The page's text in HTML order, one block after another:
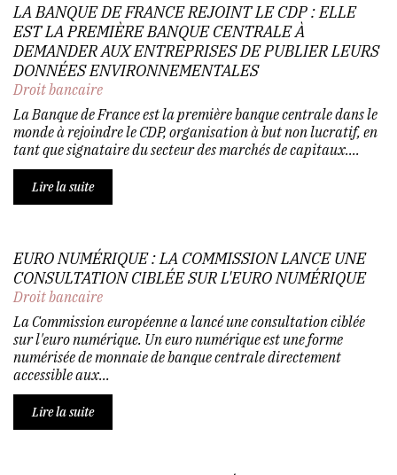
LA BANQUE DE FRANCE REJOINT LE CDP : ELLE
EST LA PREMIÈRE BANQUE CENTRALE À
DEMANDER AUX ENTREPRISES DE PUBLIER LEURS
DONNÉES ENVIRONNEMENTALES
Droit bancaire
La Banque de France est la première banque centrale dans le
monde à rejoindre le CDP, organisation à but non lucratif, en
tant que signataire du secteur des marchés de capitaux....
Lire la suite
EURO NUMÉRIQUE : LA COMMISSION LANCE UNE
CONSULTATION CIBLÉE SUR L'EURO NUMÉRIQUE
Droit bancaire
La Commission européenne a lancé une consultation ciblée
sur l'euro numérique. Un euro numérique est une forme
numérisée de monnaie de banque centrale directement
accessible aux...
Lire la suite